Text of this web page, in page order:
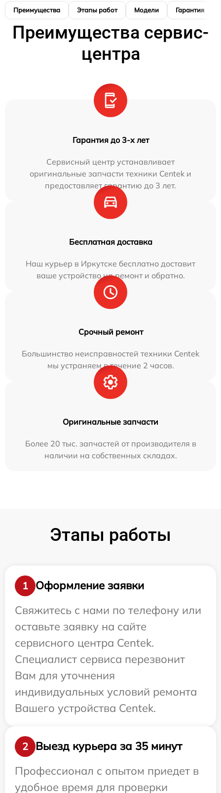
Преимущества Этапы работ Модели Гарантия
Преимущества сервис-
центра
Гарантия до 3-х лет
Сервисный центр устанавливает
оригинальные запчасти техники Centek и
предоставляет гарантию до 3 лет.
Бесплатная доставка
Наш курьер в Иркутске бесплатно доставит
ваше устройство на ремонт и обратно.
Срочный ремонт
Большинство неисправностей техники Centek
мы устраняем в течение 2 часов.
Оригинальные запчасти
Более 20 тыс. запчастей от производителя в
наличии на собственных складах.
Этапы работы
1
Оформление заявки
Свяжитесь с нами по телефону или
оставьте заявку на сайте
сервисного центра Centek.
Специалист сервиса перезвонит
Вам для уточнения
индивидуальных условий ремонта
Вашего устройства Centek.
2
Выезд курьера за 35 минут
Профессионал с опытом приедет в
удобное время для проверки